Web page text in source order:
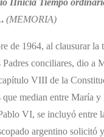
(MEMORIA)
de 1964, al clausurar
Padres conciliares, dio
VIII de la
median entre María
VI, se incluyó entre
argentino